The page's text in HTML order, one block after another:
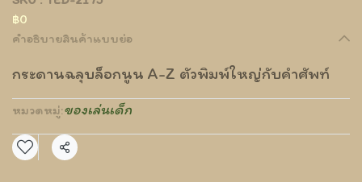
฿0
คำอธิบายสินค้าแบบย่อ
กระดานฉลุบล็อกนูน A-Z ตัวพิมพ์ใหญ่กับคำศัพท์
หมวดหมู่:ของเล่นเด็ก
แชร์